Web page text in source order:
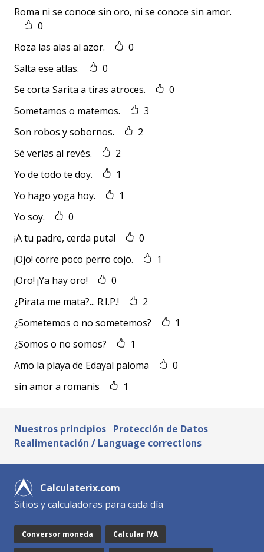
Roma ni se conoce sin oro, ni se conoce sin amor.
0
Roza las alas al azor.
0
Salta ese atlas.
0
Se corta Sarita a tiras atroces.
0
Sometamos o matemos.
3
Son robos y sobornos.
2
Sé verlas al revés.
2
Yo de todo te doy.
1
Yo hago yoga hoy.
1
Yo soy.
0
¡A tu padre, cerda puta!
0
¡Ojo! corre poco perro cojo.
1
¡Oro! ¡Ya hay oro!
0
¿Pirata me mata?... R.I.P.!
2
¿Sometemos o no sometemos?
1
¿Somos o no somos?
1
Amo la playa de Edayal paloma
0
sin amor a romanis
1
Nuestros principios Protección de Datos
Realimentación / Language corrections
Calculaterix.com
Sitios y calculadoras para cada día
Conversor moneda Calcular IVA